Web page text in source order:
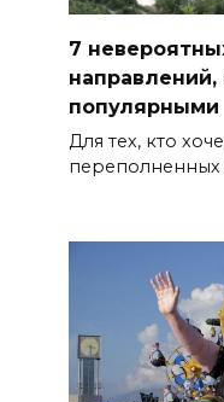
7
популярными
Для тех, кто
переполненных